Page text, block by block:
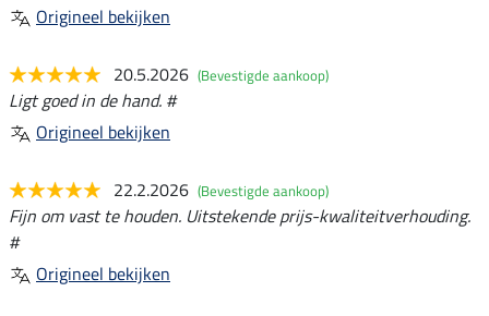
Origineel bekijken
20.5.2026 (Bevestigde aankoop)
Ligt goed in de hand. #
Origineel bekijken
22.2.2026 (Bevestigde aankoop)
Fijn om vast te houden. Uitstekende prijs-kwaliteitverhouding.
#
Origineel bekijken